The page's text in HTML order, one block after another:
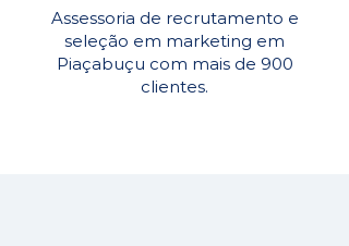
Assessoria de recrutamento e
seleção em marketing em
Piaçabuçu com mais de 900
clientes.